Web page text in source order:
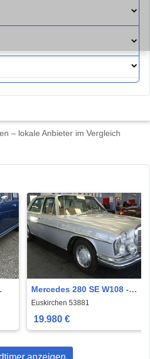
– lokale Anbieter im Vergleich
Mercedes 280 SE W108 -
OLDTIMER
Euskirchen 53881
19.980 €